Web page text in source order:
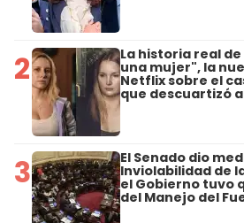
2 La historia real de
una mujer", la
Netflix sobre el
que descuartizó
3 El Senado dio
Inviolabilidad de
el Gobierno tuvo
del Manejo del